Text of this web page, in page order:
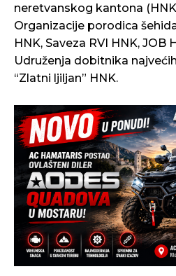
neretvanskog kantona
Organizacije porodica
HNK, Saveza RVI HNK, JOB
Udruženja dobitnika
“Zlatni ljiljan” HNK.